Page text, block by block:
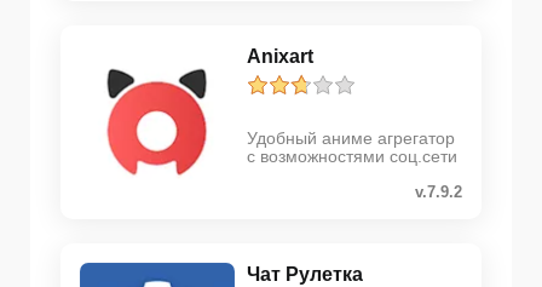
Anixart
Удобный аниме агрегатор
с возможностями соц.сети
v.7.9.2
Чат Рулетка